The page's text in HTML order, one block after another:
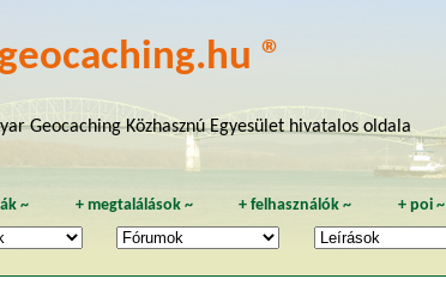
®
Geocaching Közhasznú Egyesület hivatalos oldala
~ + megtalálások~ +felhasználók ~ + poi~